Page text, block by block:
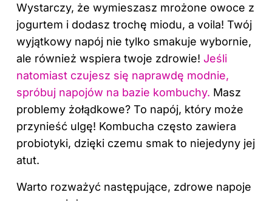
Wystarczy, że wymieszasz mrożone owoce z
jogurtem i dodasz trochę miodu, a voila! Twój
wyjątkowy napój nie tylko smakuje wybornie,
ale również wspiera twoje zdrowie! Jeśli
natomiast czujesz się naprawdę modnie,
spróbuj napojów na bazie kombuchy. Masz
problemy żołądkowe? To napój, który może
przynieść ulgę! Kombucha często zawiera
probiotyki, dzięki czemu smak to niejedyny jej
atut.
Warto rozważyć następujące, zdrowe napoje